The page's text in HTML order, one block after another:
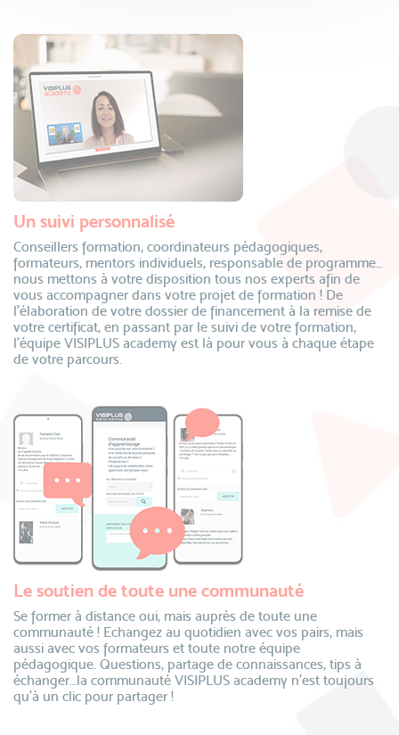
Un suivi personnalisé
Conseillers formation, coordinateurs pédagogiques,
formateurs, mentors individuels, responsable de programme…
nous mettons à votre disposition tous nos experts afin de
vous accompagner dans votre projet de formation ! De
l’élaboration de votre dossier de financement à la remise de
votre certificat, en passant par le suivi de votre formation,
l’équipe VISIPLUS academy est là pour vous à chaque étape
de votre parcours.
Le soutien de toute une communauté
Se former à distance oui, mais auprès de toute une
communauté ! Echangez au quotidien avec vos pairs, mais
aussi avec vos formateurs et toute notre équipe
pédagogique. Questions, partage de connaissances, tips à
échanger…la communauté VISIPLUS academy n’est toujours
qu’à un clic pour partager !